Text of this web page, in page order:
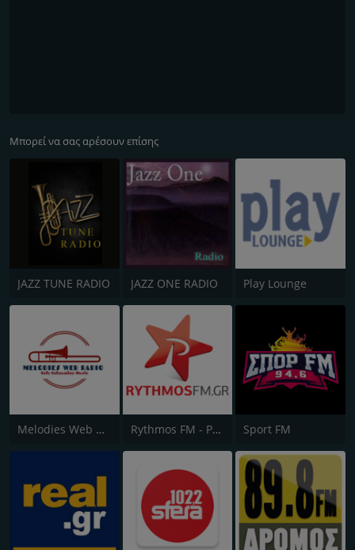
Μπορεί να σας αρέσουν επίσης
JAZZ TUNE RADIO JAZZ ONE RADIO Play Lounge
Melodies Web Radio Rythmos FM - Ρυθμος 94.9 Sport FM